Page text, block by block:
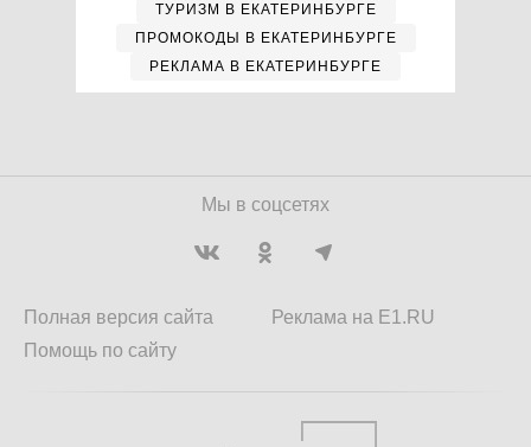
ТУРИЗМ В ЕКАТЕРИНБУРГЕ
ПРОМОКОДЫ В ЕКАТЕРИНБУРГЕ
РЕКЛАМА В ЕКАТЕРИНБУРГЕ
Мы в соцсетях
Полная версия сайта
Помощь по сайту
Реклама на E1.RU